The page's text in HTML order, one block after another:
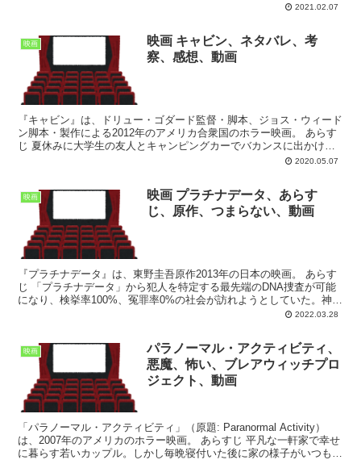
2021.02.07
映画
映画 キャビン、ネタバレ、考
察、感想、動画
『キャビン』は、ドリュー・ゴダード監督・脚本、ジョス・ウィード
ン脚本・製作による2012年のアメリカ合衆国のホラー映画。 あらす
じ 夏休みに大学生の友人とキャンピングカーでバカンスに出かけた
５人。カートのいとこの別荘が山奥にあるというのだ。... 2020.05.07
映画
映画 プラチナデータ、あらす
じ、原作、つまらない、動画
『プラチナデータ』は、東野圭吾原作2013年の日本の映画。 あらす
じ 「プラチナデータ」から犯人を特定する最先端のDNA捜査が可能
になり、検挙率100%、冤罪率0%の社会が訪れようとしていた。神楽
2022.03.28
映画
パラノーマル・アクティビティ、
悪魔、怖い、ブレアウィッチプロ
ジェクト、動画
「パラノーマル・アクティビティ」（原題: Paranormal Activity）
は、2007年のアメリカのホラー映画。 あらすじ 平凡な一軒家で幸せ
に暮らす若いカップル。しかし毎晩寝付いた後に家の様子がいつもと